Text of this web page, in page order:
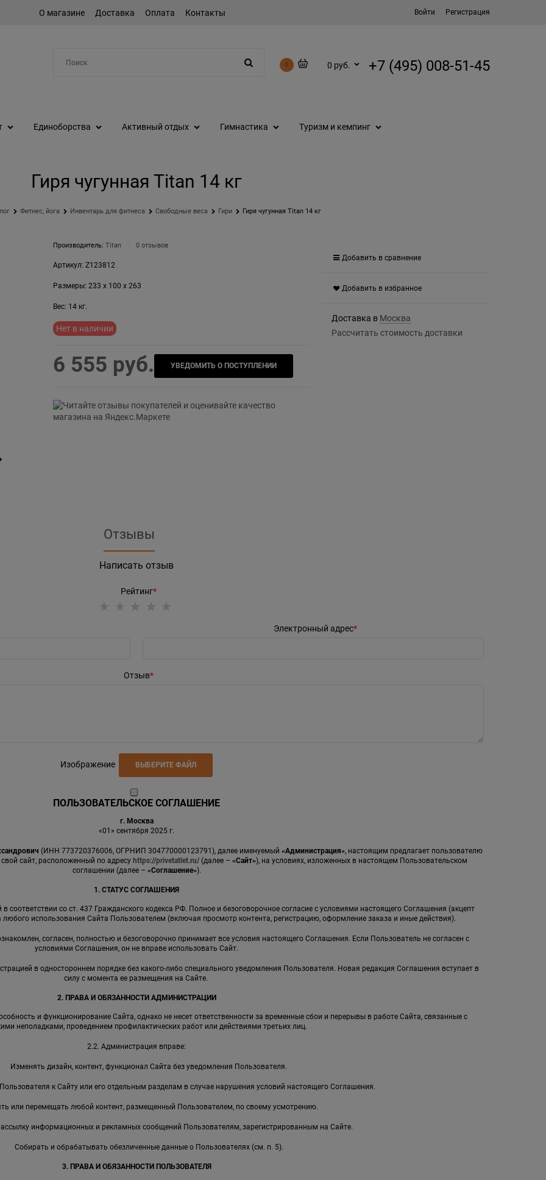
О магазине Доставка Оплата Контакты Войти Регистрация
0 0 руб. +7 (495) 008-51-45
Единоборства Активный отдых Гимнастика Туризм и кемпинг
Гиря чугунная Titan 14 кг
Фитнес, йога Инвентарь для фитнеса Свободные веса Гири Гиря чугунная Titan 14 кг
Производитель: Titan 0 отзывов
Артикул: Z123812
Размеры: 233 x 100 x 263
Вес: 14кг.
Нет в наличии
6 555 руб. УВЕДОМИТЬ О ПОСТУПЛЕНИИ
Добавить в сравнение
Добавить в избранное
Доставка в Москва
Рассчитать стоимость доставки
Отзывы
Написать отзыв
Рейтинг
Электронный адрес
Отзыв
Изображение ВЫБЕРИТЕ ФАЙЛ
ПОЛЬЗОВАТЕЛЬСКОЕ СОГЛАШЕНИЕ
г. Москва
«01» сентября 2025 г.
(ИНН 773720376006, ОГРНИП 304770000123791), далее именуемый «Администрация», настоящим предлагает пользователю
сайт, расположенный по адресу https://privetatlet.ru/(далее – «Сайт»), на условиях, изложенных в настоящем Пользовательском
соглашении (далее – «Соглашение»).
1. СТАТУС СОГЛАШЕНИЯ
со ст. 437 Гражданского кодекса РФ. Полное и безоговорочное согласие с условиями настоящего Соглашения (акцепт
использования Сайта Пользователем (включая просмотр контента, регистрацию, оформление заказа и иные действия).
согласен, полностью и безоговорочно принимает все условия настоящего Соглашения. Если Пользователь не согласен с
условиями Соглашения, он не вправе использовать Сайт.
в одностороннем порядке без какого-либо специального уведомления Пользователя. Новая редакция Соглашения вступает в
силу с момента ее размещения на Сайте.
2. ПРАВА И ОБЯЗАННОСТИ АДМИНИСТРАЦИИ
и функционирование Сайта, однако не несет ответственности за временные сбои и перерывы в работе Сайта, связанные с
неполадками, проведением профилактических работ или действиями третьих лиц.
2.2. Администрация вправе:
Изменять дизайн, контент, функционал Сайта без уведомления Пользователя.
к Сайту или его отдельным разделам в случае нарушения условий настоящего Соглашения.
или перемещать любой контент, размещенный Пользователем, по своему усмотрению.
информационных и рекламных сообщений Пользователям, зарегистрированным на Сайте.
Собирать и обрабатывать обезличенные данные о Пользователях (см. п. 5).
3. ПРАВА И ОБЯЗАННОСТИ ПОЛЬЗОВАТЕЛЯ